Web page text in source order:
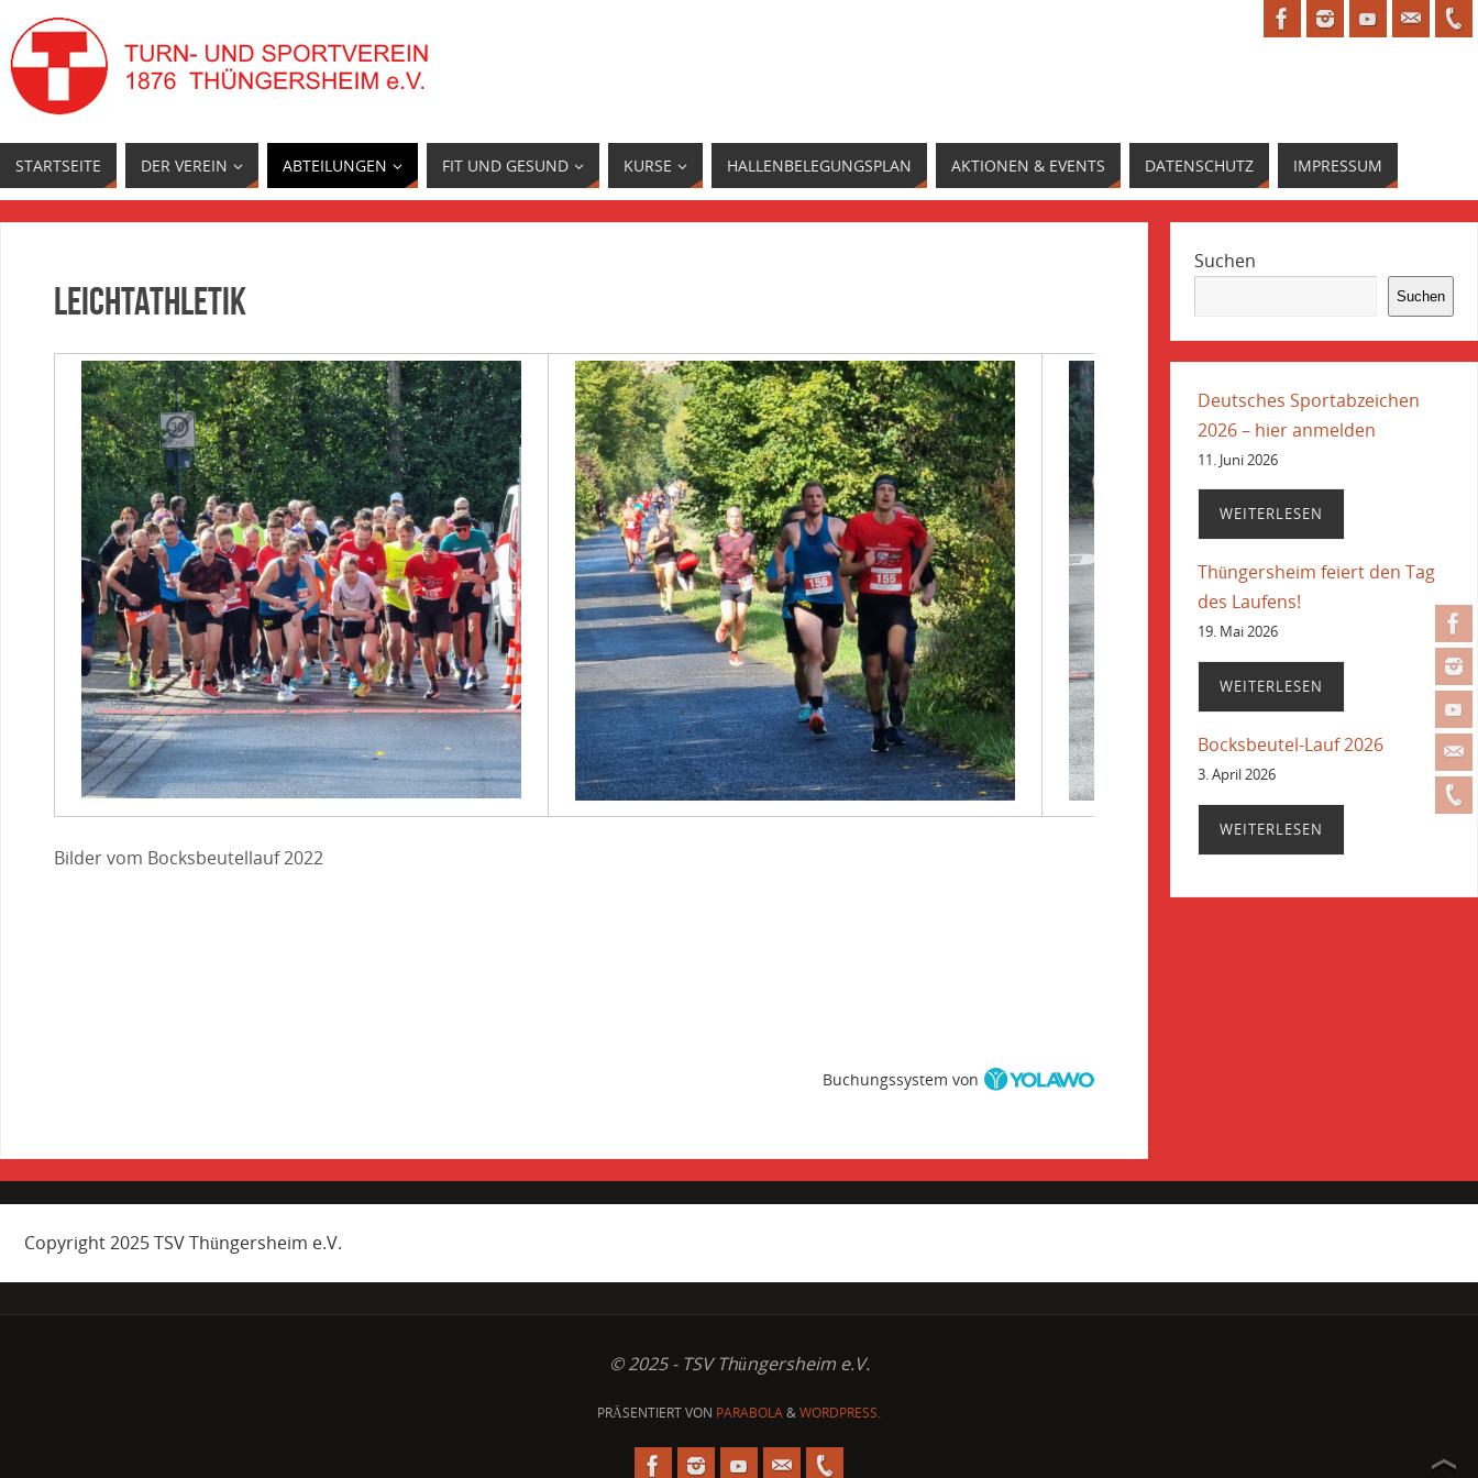
STARTSEITE DER VEREIN ABTEILUNGEN FIT UND GESUND KURSE HALLENBELEGUNGSPLAN AKTIONEN & EVENTS DATENSCHUTZ IMPRESSUM
Leichtathletik
Bilder vom Bocksbeutellauf 2022
Buchungssystem von
Suchen
Suchen
Deutsches Sportabzeichen
2026 – hier anmelden
11. Juni 2026
WEITERLESEN
Thüngersheim feiert den Tag
des Laufens!
19. Mai 2026
WEITERLESEN
Bocksbeutel-Lauf 2026
3. April 2026
WEITERLESEN
Copyright 2025 TSV Thüngersheim e.V.
© 2025 - TSV Thüngersheim e.V.
PRÄSENTIERT VON PARABOLA&WORDPRESS.